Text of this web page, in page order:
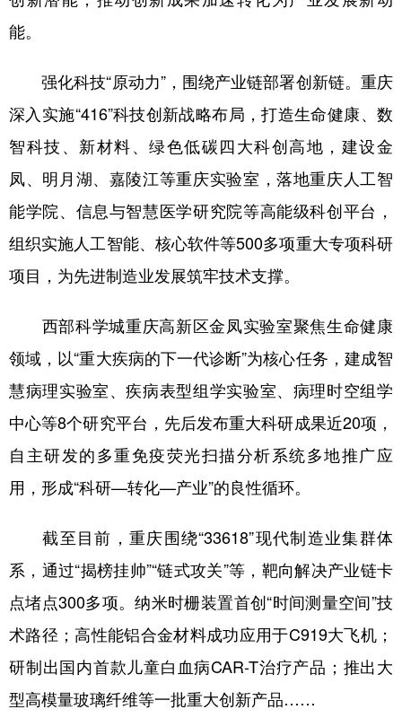
能。
强化科技“原动力”，围绕产业链部署创新链。重庆
深入实施“416”科技创新战略布局，打造生命健康、数
智科技、新材料、绿色低碳四大科创高地，建设金
凤、明月湖、嘉陵江等重庆实验室，落地重庆人工智
能学院、信息与智慧医学研究院等高能级科创平台，
组织实施人工智能、核心软件等500多项重大专项科研
项目，为先进制造业发展筑牢技术支撑。
西部科学城重庆高新区金凤实验室聚焦生命健康
领域，以“重大疾病的下一代诊断”为核心任务，建成智
慧病理实验室、疾病表型组学实验室、病理时空组学
中心等8个研究平台，先后发布重大科研成果近20项，
自主研发的多重免疫荧光扫描分析系统多地推广应
用，形成“科研—转化—产业”的良性循环。
截至目前，重庆围绕“33618”现代制造业集群体
系，通过“揭榜挂帅”“链式攻关”等，靶向解决产业链卡
点堵点300多项。纳米时栅装置首创“时间测量空间”技
术路径；高性能铝合金材料成功应用于C919大飞机；
研制出国内首款儿童白血病CAR-T治疗产品；推出大
型高模量玻璃纤维等一批重大创新产品……